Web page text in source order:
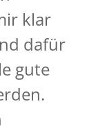
klar
dafür
gute